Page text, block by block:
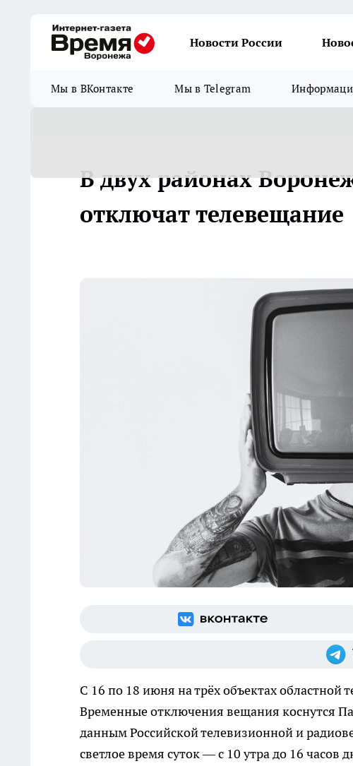
Новости России
Мы в ВКонтакте Мы в Telegram
В двух районах
отключат телевещание
С 16 по 18 июня на трёх объектах областной
Временные отключения вещания коснутся
данным Российской телевизионной и
светлое время суток — с 10 утра до 16 часов